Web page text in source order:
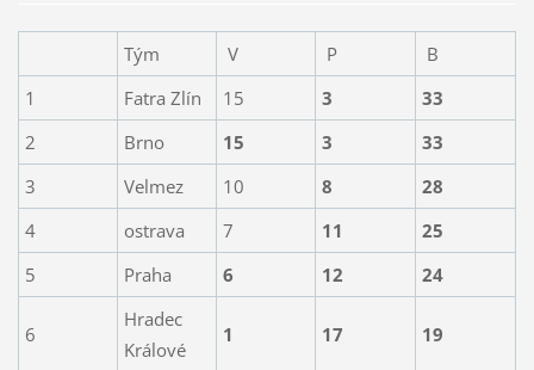
Tým V P
B
1
Fatra Zlín 15 3
33
2
Brno 15 3
33
3
Velmez 10 8
28
4
ostrava 7 11
25
5
Praha 6 12 24
6
Hradec
Králové
1 17 19